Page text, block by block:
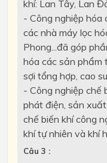
khí: Lan Tây, Lan
- Công nghiệp hóa
các nhà máy lọc
Phong...đã góp
hóa các sản phẩm
sợi tổng hợp, cao
- Công nghiệp chế
phát điện, sản
chế biến khí công
khí tự nhiên và khí
Câu 3 :